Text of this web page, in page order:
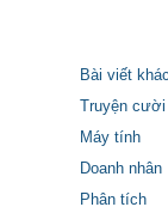
Bài viết khác
Truyện cười
Máy tính
Doanh nhân
Phân tích